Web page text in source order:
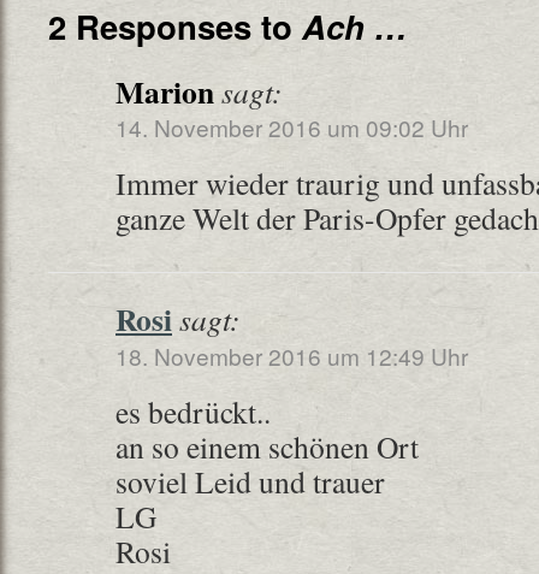
2 Responses toAch …
Marionsagt:
14. November 2016 um 09:02 Uhr
Immer wieder traurig und
ganze Welt der Paris-Opfer
Rosisagt:
18. November 2016 um 12:49 Uhr
es bedrückt..
an so einem schönen Ort
soviel Leid und trauer
LG
Rosi